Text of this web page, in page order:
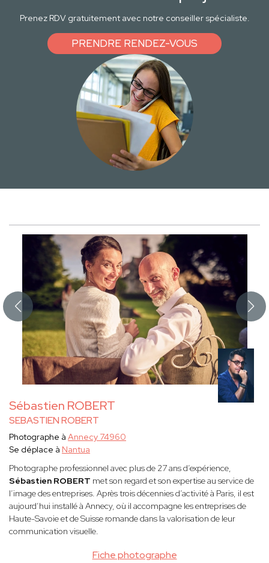
Prenez RDV gratuitement avec notre conseiller spécialiste.
PRENDRE RENDEZ-VOUS
Sébastien ROBERT
SEBASTIEN ROBERT
Fiche photographe
Photographe à Annecy 74960
Se déplace à Nantua
Photographe professionnel avec plus de 27 ans d’expérience,
Sébastien ROBERT met son regard et son expertise au service de
l’image des entreprises. Après trois décennies d’activité à Paris, il est
aujourd’hui installé à Annecy, où il accompagne les entreprises de
Haute-Savoie et de Suisse romande dans la valorisation de leur
communication visuelle.